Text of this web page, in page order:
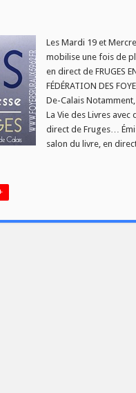
Les Mardi 19 et
mobilise une fois de
en direct de FRUGES
FÉDÉRATION DES
De-Calais
La Vie des Livres
direct de Fruges…
salon du livre, en